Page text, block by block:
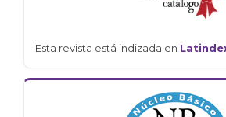
Esta revista está indizada en